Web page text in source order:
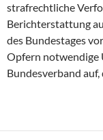
strafrechtliche
Berichterstattung
des Bundestages
Opfern notwendige
Bundesverband